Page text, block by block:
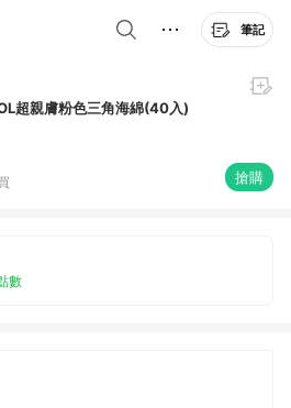
筆記
超親膚粉色三角海綿(40入)
搶購
數